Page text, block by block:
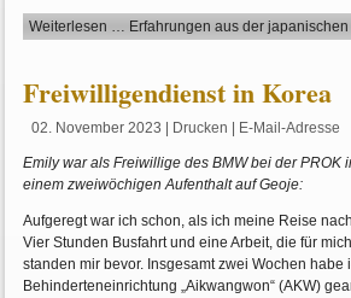
Weiterlesen … Erfahrungen aus der
Freiwilligendienst in Korea
02. November 2023 Drucken E-Mail-Adresse
Emily war als Freiwillige des BMW bei der PROK
einem zweiwöchigen Aufenthalt auf Geoje:
Aufgeregt war ich schon, als ich meine Reise
Vier Stunden Busfahrt und eine Arbeit, die für
standen mir bevor. Insgesamt zwei Wochen habe
Behinderteneinrichtung „Aikwangwon“ (AKW)